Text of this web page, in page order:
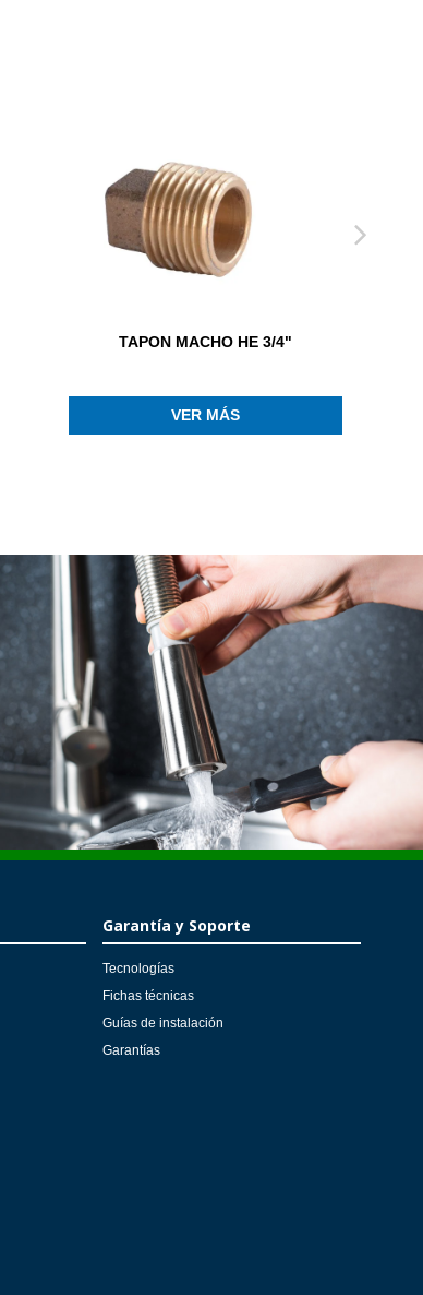
TAPON MACHO HE 3/4"
VER MÁS
Garantía y Soporte
Tecnologías
Fichas técnicas
Guías de instalación
Garantías